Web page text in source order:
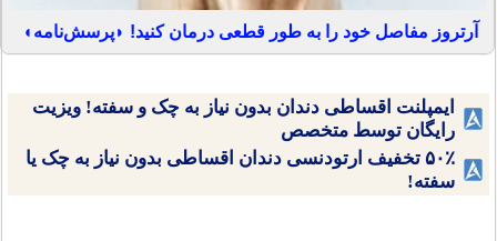
آرتروز مفاصل خود را به طور قطعی درمان کنید! ◗پرسش‌نامه◖
ایمپلنت اقساطی دندان بدون نیاز به چک و سفته! ویزیت
رایگان توسط متخصص
۵۰٪ تخفیف ارتودنسی دندان اقساطی بدون نیاز به چک یا
سفته!